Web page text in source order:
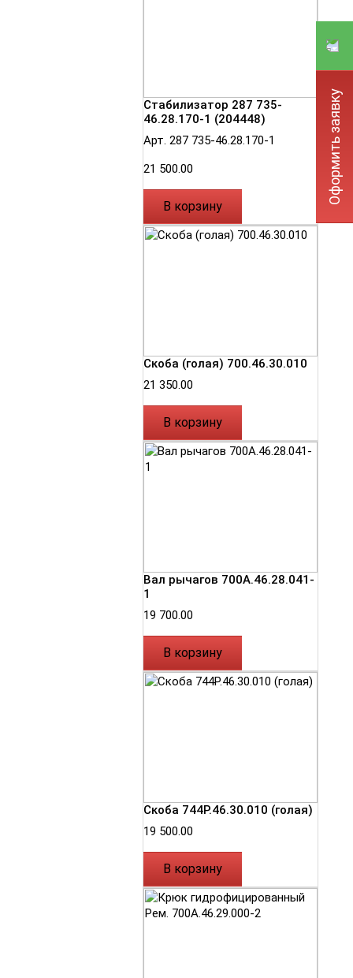
Стабилизатор 287 735-
46.28.170-1 (204448)
Арт. 287 735-46.28.170-1
21 500.00
В корзину
Скоба (голая) 700.46.30.010
21 350.00
В корзину
Вал рычагов 700А.46.28.041-
1
19 700.00
В корзину
Скоба 744Р.46.30.010 (голая)
19 500.00
В корзину
Оформить заявку